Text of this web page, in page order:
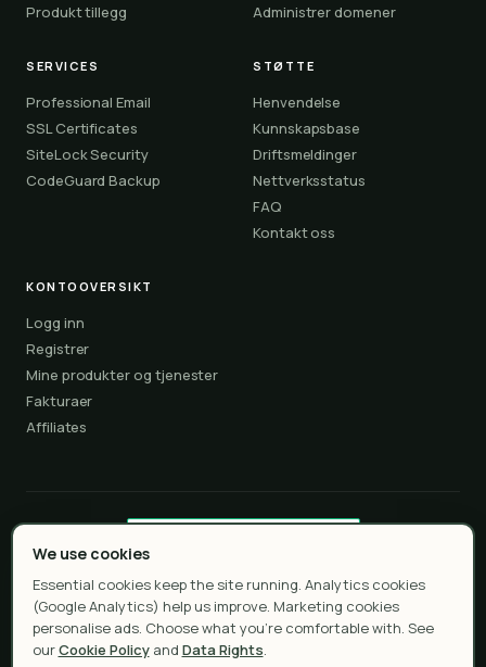
We use cookies
Essential cookies keep the site running. Analytics cookies
(Google Analytics) help us improve. Marketing cookies
personalise ads. Choose what you're comfortable with. See
ourCookie Policyand Data Rights
Produkt tillegg
Administrer domener
SERVICES
Professional Email
SSL Certificates
SiteLock Security
CodeGuard Backup
STØTTE
Henvendelse
Kunnskapsbase
Driftsmeldinger
Nettverksstatus
FAQ
Kontakt oss
KONTOOVERSIKT
Logg inn
Registrer
Mine produkter og tjenester
Fakturaer
Affiliates
Kopirett © 2026 Whostpress — Affordable hosting, unmatched
performance. Alle rettigheter er reservert.